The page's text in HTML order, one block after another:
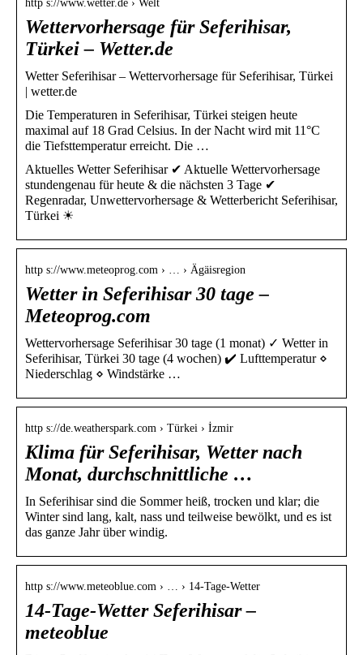
http s://www.wetter.de › Welt
Wettervorhersage für Seferihisar,
Türkei – Wetter.de
Wetter Seferihisar – Wettervorhersage für Seferihisar, Türkei
| wetter.de
Die Temperaturen in Seferihisar, Türkei steigen heute
maximal auf 18 Grad Celsius. In der Nacht wird mit 11°C
die Tiefsttemperatur erreicht. Die …
Aktuelles Wetter Seferihisar ✔ Aktuelle Wettervorhersage
stundengenau für heute & die nächsten 3 Tage ✔
Regenradar, Unwettervorhersage & Wetterbericht Seferihisar,
Türkei ☀
http s://www.meteoprog.com › … › Ägäisregion
Wetter in Seferihisar 30 tage –
Meteoprog.com
Wettervorhersage Seferihisar 30 tage (1 monat) ✓ Wetter in
Seferihisar, Türkei 30 tage (4 wochen) ✔️ Lufttemperatur ⋄
Niederschlag ⋄ Windstärke …
http s://de.weatherspark.com › Türkei › İzmir
Klima für Seferihisar, Wetter nach
Monat, durchschnittliche …
In Seferihisar sind die Sommer heiß, trocken und klar; die
Winter sind lang, kalt, nass und teilweise bewölkt, und es ist
das ganze Jahr über windig.
http s://www.meteoblue.com › … › 14-Tage-Wetter
14-Tage-Wetter Seferihisar –
meteoblue